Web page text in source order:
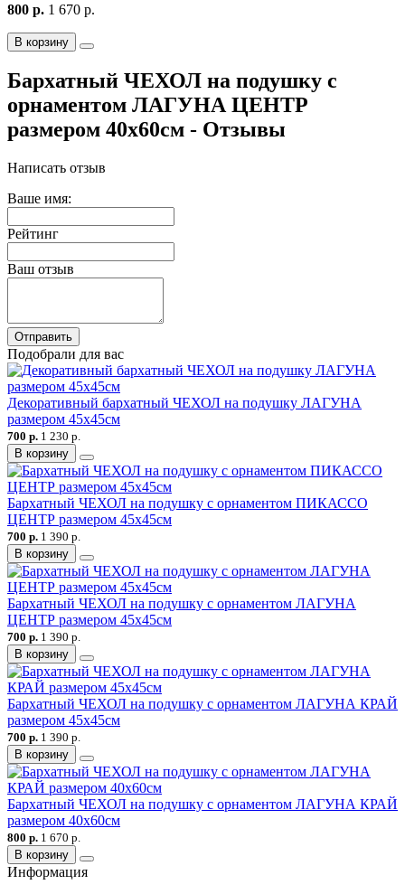
800 р. 1 670 р.
В корзину
Бархатный ЧЕХОЛ на подушку с
орнаментом ЛАГУНА ЦЕНТР
размером 40х60см - Отзывы
Написать отзыв
Ваше имя:
Рейтинг
Ваш отзыв
Отправить
Подобрали для вас
Декоративный бархатный ЧЕХОЛ на подушку ЛАГУНА
размером 45х45см
700 р. 1 230 р.
В корзину
Бархатный ЧЕХОЛ на подушку с орнаментом ПИКАССО
ЦЕНТР размером 45х45см
700 р. 1 390 р.
В корзину
Бархатный ЧЕХОЛ на подушку с орнаментом ЛАГУНА
ЦЕНТР размером 45х45см
700 р. 1 390 р.
В корзину
Бархатный ЧЕХОЛ на подушку с орнаментом ЛАГУНА КРАЙ
размером 45х45см
700 р. 1 390 р.
В корзину
Бархатный ЧЕХОЛ на подушку с орнаментом ЛАГУНА КРАЙ
размером 40х60см
800 р. 1 670 р.
В корзину
Информация